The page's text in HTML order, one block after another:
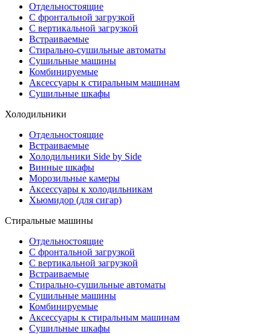
Отдельностоящие
С фронтальной загрузкой
С вертикальной загрузкой
Встраиваемые
Стирально-сушильные автоматы
Сушильные машины
Комбинируемые
Аксессуары к стиральным машинам
Сушильные шкафы
Холодильники
Отдельностоящие
Встраиваемые
Холодильники Side by Side
Винные шкафы
Морозильные камеры
Аксессуары к холодильникам
Хьюмидор (для сигар)
Стиральные машины
Отдельностоящие
С фронтальной загрузкой
С вертикальной загрузкой
Встраиваемые
Стирально-сушильные автоматы
Сушильные машины
Комбинируемые
Аксессуары к стиральным машинам
Сушильные шкафы